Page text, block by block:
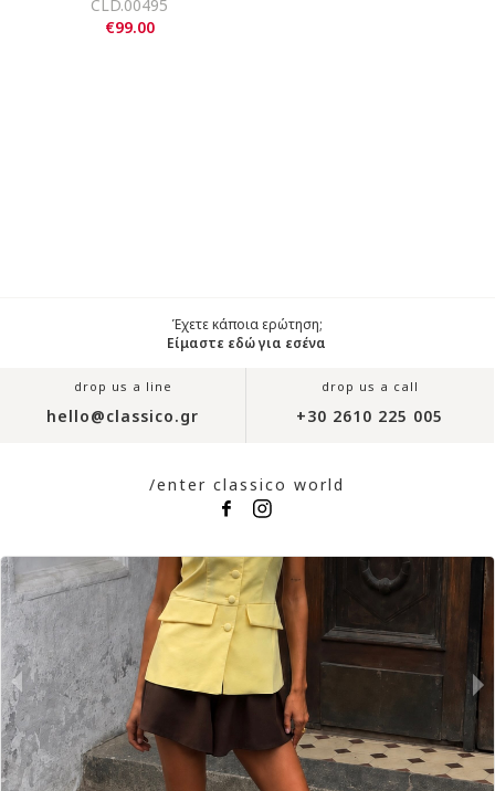
CLD.00495
€99.00
Έχετε κάποια ερώτηση;
Είμαστε εδώ για εσένα
drop us a line
hello@classico.gr
drop us a call
+30 2610 225 005
/enter classico world